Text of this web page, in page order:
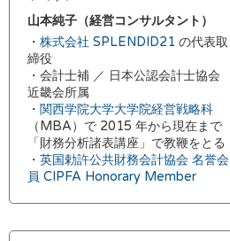
山本純子（経営コンサルタント）
・ 株式会社 SPLENDID21 の代表取
締役
・会計士補 ／ 日本公認会計士協会
近畿会所属
・ 関西学院大学大学院経営戦略科
（MBA）で 2015 年から現在まで
「財務分析諸表講座」で教鞭をとる
・ 英国勅許公共財務会計協会 名誉会
員 CIPFA Honorary Member